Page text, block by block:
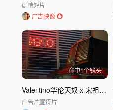
剧情短片
广告映像
命中1个镜头
Valentino华伦天奴 x 宋祖儿 2026新春广告
广告片宣传片